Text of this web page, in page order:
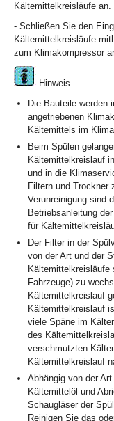
Kältemittelkreisläufe an.
- Schließen Sie den
Kältemittelkreisläufe
zum Klimakompressor
Hinweis
Die Bauteile werden
angetriebenen
Kältemittels im
Beim Spülen
Kältemittelkreislauf
und in die
Filtern und Trockner
Verunreinigung sind
Betriebsanleitung
für
Der Filter in der
von der Art und der
Fahrzeuge) zu
Kältemittelkreislauf
Kältemittelkreislauf
viele Späne im
des
verschmutzten
Kältemittelkreislauf
Abhängig von der
Kältemittelöl und
Schaugläser der
Reinigen Sie das